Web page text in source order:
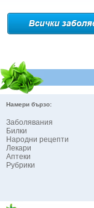
Намери бързо:
Заболявания
Билки
Народни рецепти
Лекари
Аптеки
Рубрики